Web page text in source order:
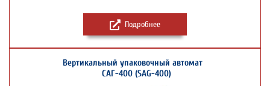
Подробнее
Вертикальный упаковочный автомат
САГ-400 (SAG-400)